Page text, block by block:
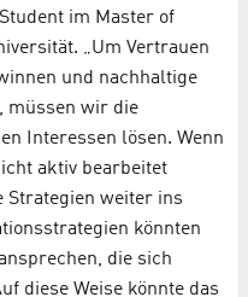
im Master of
„Um Vertrauen
und nachhaltige
müssen wir die
Interessen lösen. Wenn
aktiv bearbeitet
Strategien weiter ins
könnten
die sich
diese Weise könnte das